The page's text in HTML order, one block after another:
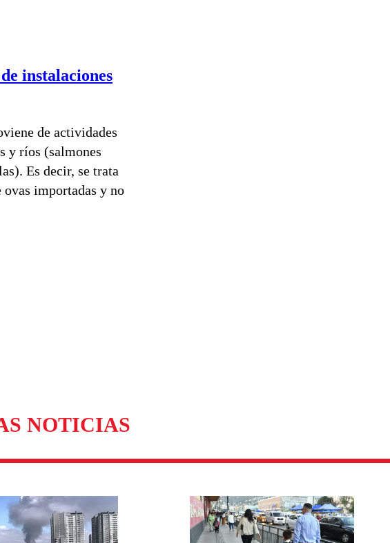
instalaciones
de actividades
y ríos (salmones
Es decir, se trata
importadas y no
NOTICIAS